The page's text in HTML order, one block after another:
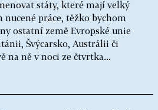
státy, které mají velký
práce, těžko bychom
ostatní země Evropské unie
Švýcarsko, Austrálii či
na ně v noci ze čtvrtka...